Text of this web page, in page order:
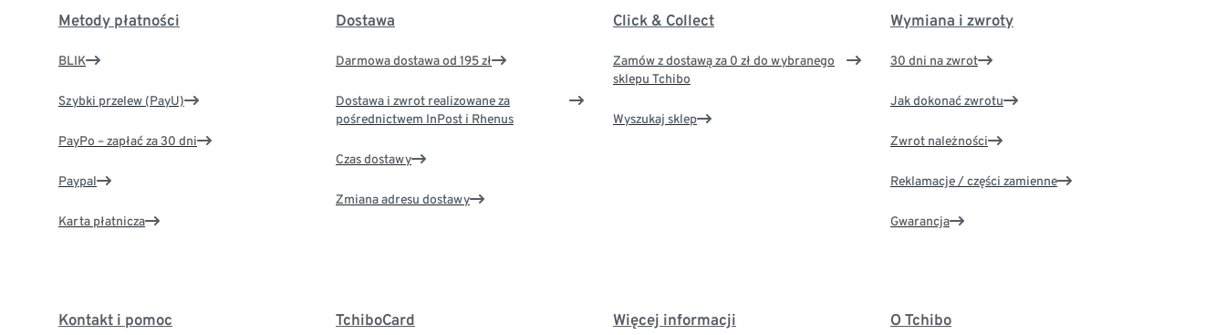
Metody płatności
BLIK
Szybki przelew (PayU)
PayPo – zapłać za 30 dni
Paypal
Karta płatnicza
Dostawa
Darmowa dostawa od 195 zł
Dostawa i zwrot realizowane za
pośrednictwem InPost i Rhenus
Czas dostawy
Zmiana adresu dostawy
Click & Collect
Zamów z dostawą za 0 zł do wybranego
sklepu Tchibo
Wyszukaj sklep
Wymiana i zwroty
30 dni na zwrot
Jak dokonać zwrotu
Zwrot należności
Reklamacje / części zamienne
Gwarancja
Kontakt i pomoc TchiboCard Więcej informacji O Tchibo